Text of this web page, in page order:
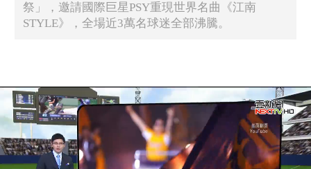
祭」，邀請國際巨星PSY重現世界名曲《江南
STYLE》，全場近3萬名球迷全部沸騰。